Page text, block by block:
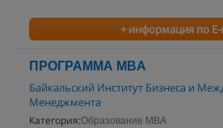
+ информация по
ПРОГРАММА MBA
Байкальский Институт Бизнеса и
Менеджмента
Категория:Образование MBA